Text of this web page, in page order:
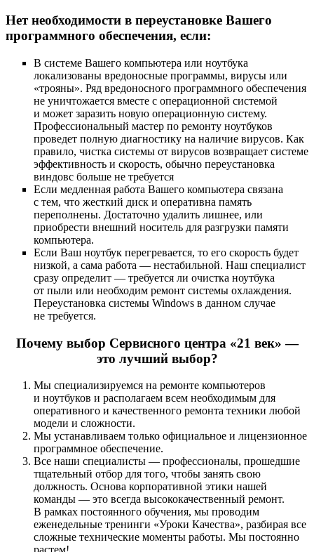
Нет необходимости в переустановке Вашего
программного обеспечения, если:
В системе Вашего компьютера или ноутбука
локализованы вредоносные программы, вирусы или
«трояны». Ряд вредоносного программного обеспечения
не уничтожается вместе с операционной системой
и может заразить новую операционную систему.
Профессиональный мастер по ремонту ноутбуков
проведет полную диагностику на наличие вирусов. Как
правило, чистка системы от вирусов возвращает системе
эффективность и скорость, обычно переустановка
виндовс больше не требуется
Если медленная работа Вашего компьютера связана
с тем, что жесткий диск и оперативна память
переполнены. Достаточно удалить лишнее, или
приобрести внешний носитель для разгрузки памяти
компьютера.
Если Ваш ноутбук перегревается, то его скорость будет
низкой, а сама работа — нестабильной. Наш специалист
сразу определит — требуется ли очистка ноутбука
от пыли или необходим ремонт системы охлаждения.
Переустановка системы Windows в данном случае
не требуется.
Почему выбор Сервисного центра «21 век» —
это лучший выбор?
Мы специализируемся на ремонте компьютеров
и ноутбуков и располагаем всем необходимым для
оперативного и качественного ремонта техники любой
модели и сложности.
Мы устанавливаем только официальное и лицензионное
программное обеспечение.
Все наши специалисты — профессионалы, прошедшие
тщательный отбор для того, чтобы занять свою
должность. Основа корпоративной этики нашей
команды — это всегда высококачественный ремонт.
В рамках постоянного обучения, мы проводим
еженедельные тренинги «Уроки Качества», разбирая все
сложные технические моменты работы. Мы постоянно